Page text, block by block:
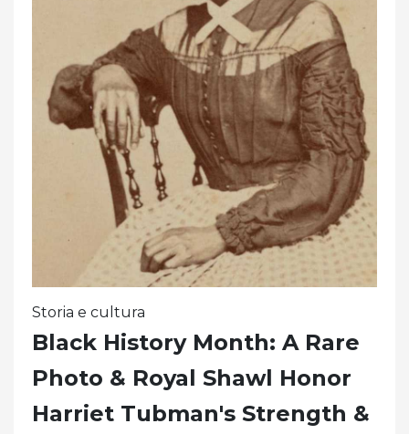
Storia e cultura
Black History Month: A Rare
Photo & Royal Shawl Honor
Harriet Tubman's Strength &